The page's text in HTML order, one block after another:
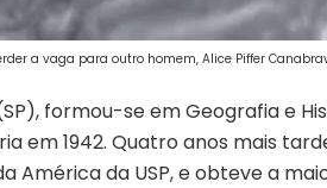
a vaga para outro homem, Alice Piffer
formou-se em Geografia e
em 1942. Quatro anos mais
América da USP, e obteve a